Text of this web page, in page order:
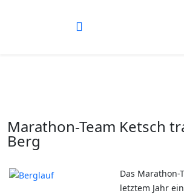
Marathon-Team Ketsch
Berg
Das Marathon-
letztem Jahr